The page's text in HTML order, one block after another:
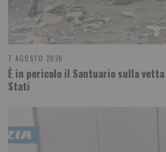
7 AGOSTO 2026
È in pericolo il Santuario sulla
Stati